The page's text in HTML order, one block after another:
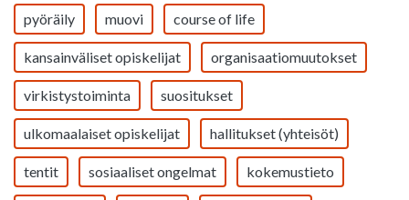
pyöräily muovi course of life
kansainväliset opiskelijat organisaatiomuutokset
virkistystoiminta suositukset
ulkomaalaiset opiskelijat hallitukset (yhteisöt)
tentit sosiaaliset ongelmat kokemustieto